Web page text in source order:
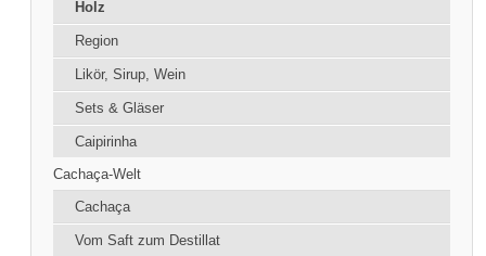
Holz
Region
Likör, Sirup, Wein
Sets & Gläser
Caipirinha
Cachaça-Welt
Cachaça
Vom Saft zum Destillat